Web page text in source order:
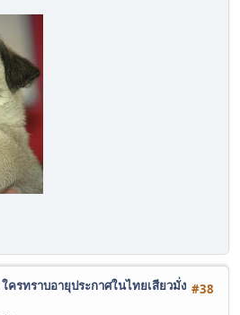
#38
ใครทราบอายุประกาศในไทยเสียวมั่ง